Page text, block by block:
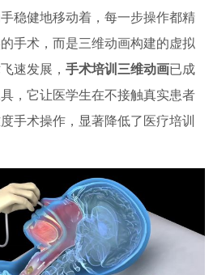
稳健地移动着，每一步操作都精
手术，而是三维动画构建的虚拟
速发展， 手术培训三维动画已成
，它让医学生在不接触真实患者
手术操作，显著降低了医疗培训